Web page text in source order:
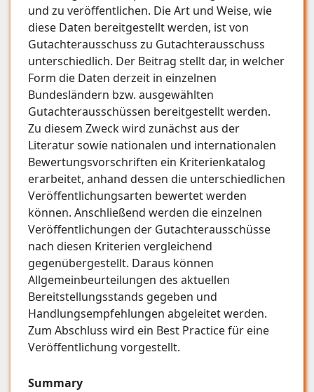
und zu veröffentlichen. Die Art und Weise, wie
diese Daten bereitgestellt werden, ist von
Gutachterausschuss zu Gutachterausschuss
unterschiedlich. Der Beitrag stellt dar, in welcher
Form die Daten derzeit in einzelnen
Bundesländern bzw. ausgewählten
Gutachterausschüssen bereitgestellt werden.
Zu diesem Zweck wird zunächst aus der
Literatur sowie nationalen und internationalen
Bewertungsvorschriften ein Kriterienkatalog
erarbeitet, anhand dessen die unterschiedlichen
Veröffentlichungsarten bewertet werden
können. Anschließend werden die einzelnen
Veröffentlichungen der Gutachterausschüsse
nach diesen Kriterien vergleichend
gegenübergestellt. Daraus können
Allgemeinbeurteilungen des aktuellen
Bereitstellungsstands gegeben und
Handlungsempfehlungen abgeleitet werden.
Zum Abschluss wird ein Best Practice für eine
Veröffentlichung vorgestellt.
Summary